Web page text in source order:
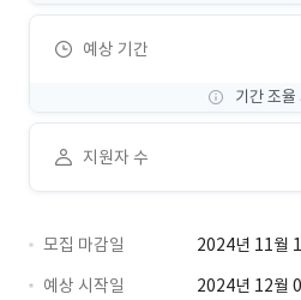
예상 기간
기간 조율
지원자 수
모집 마감일
2024년 11월
예상 시작일
2024년 12월